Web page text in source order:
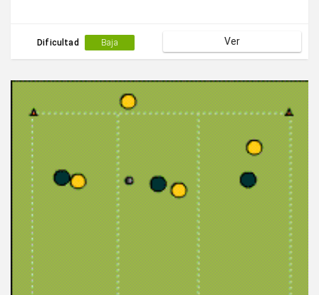
Dificultad Baja Ver